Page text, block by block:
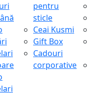
pentru
sticle
Ceai Kusmi
Gift Box
Cadouri
corporative